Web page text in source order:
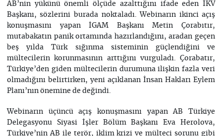
AB’nin yükünü önemli ölçüde azalttığını ifade eden İKV
Başkanı, sözlerini burada noktaladı. Webinarın ikinci açış
konuşmasını yapan İGAM Başkanı Metin Çorabıtır,
mutabakatın panik ortamında hazırlandığını, aradan geçen
beş yılda Türk sığınma sisteminin güçlendiğini ve
mültecilerin korunmasının arttığını vurguladı. Çorabatır,
Türkiye’den giden mültecilerin durumuna ilişkin fazla veri
olmadığını belirtirken, yeni açıklanan İnsan Hakları Eylem
Planı’nın önemine de değindi.
Webinarın üçüncü açış konuşmasını yapan AB Türkiye
Delegasyonu Siyasi İşler Bölüm Başkanı Eva Herolova,
Türkiye’nin AB ile terör, iklim krizi ve mülteci sorunu gibi